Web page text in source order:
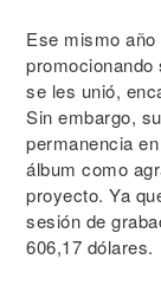
Ese mismo
se les unió,
Sin embargo,
permanencia
álbum como
proyecto. Ya
sesión de
606,17 dólares.